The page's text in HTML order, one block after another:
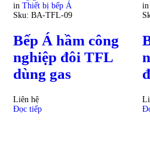
in Thiết bị bếp Á
Sku: BA-TFL-09
Bếp Á hầm công
nghiệp đôi TFL
dùng gas
Liên hệ
Đọc tiếp
in